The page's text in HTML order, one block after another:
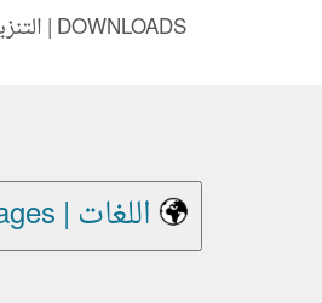
التنزيلات | DOWNLOADS